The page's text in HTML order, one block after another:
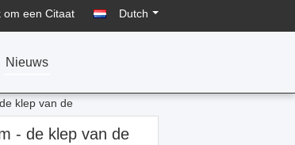
om een Citaat Dutch
Nieuws
klep van de
- de klep van de